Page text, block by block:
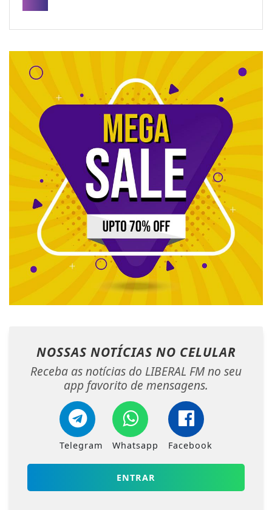
NOSSAS NOTÍCIAS NO CELULAR
Receba as notícias do LIBERAL FM no seu
app favorito de mensagens.
Telegram Whatsapp Facebook
ENTRAR